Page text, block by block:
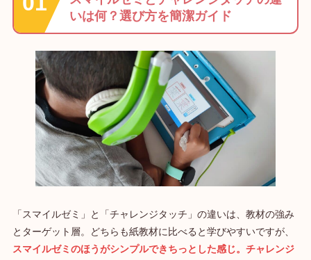
いは何？選び方を簡潔ガイド
「スマイルゼミ」と「チャレンジタッチ」の違いは、教材の強み
とターゲット層。どちらも紙教材に比べると学びやすいですが、
スマイルゼミのほうがシンプルできちっとした感じ。チャレンジ